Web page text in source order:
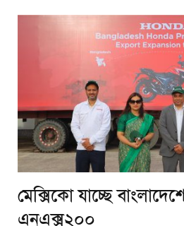
মেক্সিকো যাচ্ছে
এনএক্স২০০